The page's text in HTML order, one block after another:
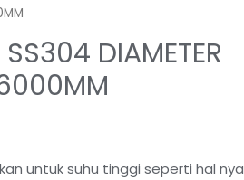
SS304 DIAMETER
untuk suhu tinggi seperti hal nya